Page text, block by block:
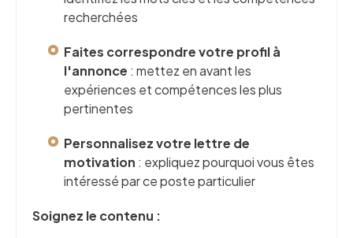
recherchées
Faites correspondre votre profil à
l'annonce : mettez en avant les
expériences et compétences les plus
pertinentes
Personnalisez votre lettre de
motivation : expliquez pourquoi vous êtes
intéressé par ce poste particulier
Soignez le contenu :